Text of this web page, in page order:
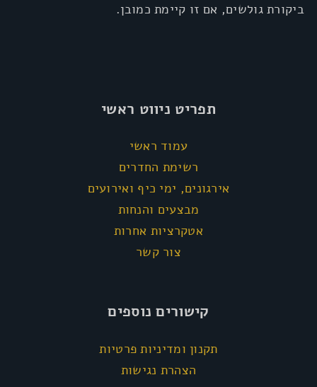
ביקורת גולשים, אם זו קיימת כמובן.
תפריט ניווט ראשי
עמוד ראשי
רשימת החדרים
אירגונים, ימי כיף ואירועים
מבצעים והנחות
אטקרציות אחרות
צור קשר
קישורים נוספים
תקנון ומדיניות פרטיות
הצהרת נגישות